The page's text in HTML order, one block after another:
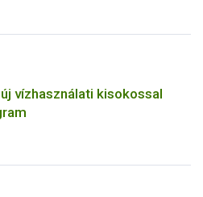
vízhasználati kisokossal